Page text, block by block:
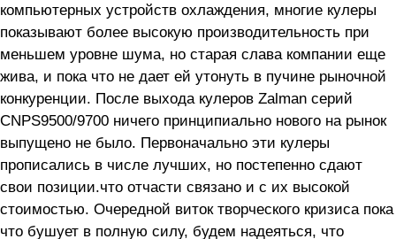
компьютерных устройств охлаждения, многие кулеры
показывают более высокую производительность при
меньшем уровне шума, но старая слава компании еще
жива, и пока что не дает ей утонуть в пучине рыночной
конкуренции. После выхода кулеров Zalman серий
CNPS9500/9700 ничего принципиально нового на рынок
выпущено не было. Первоначально эти кулеры
прописались в числе лучших, но постепенно сдают
свои позиции.что отчасти связано и с их высокой
стоимостью. Очередной виток творческого кризиса пока
что бушует в полную силу, будем надеяться, что